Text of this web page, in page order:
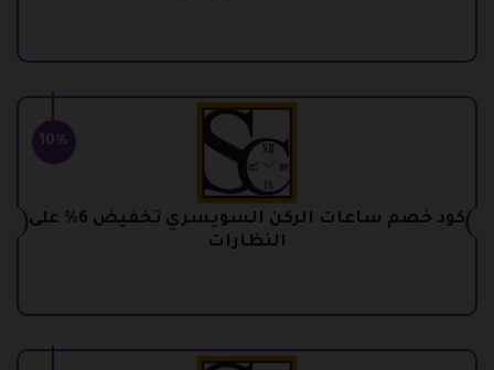
10%
كود خصم ساعات الركن السويسري تخفيض 6% على
النظارات